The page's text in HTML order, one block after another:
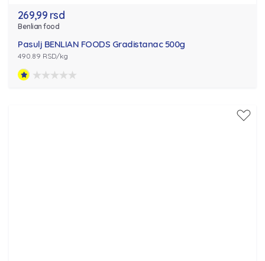
269,99 rsd
Benlian food
Pasulj BENLIAN FOODS Gradistanac 500g
490.89 RSD/kg